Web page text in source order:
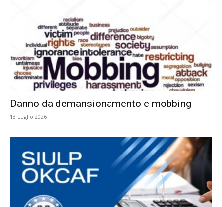
Danno da demansionamento e mobbing
13 Luglio 2026